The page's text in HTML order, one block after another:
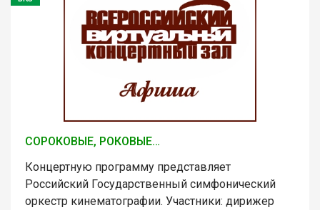
СОРОКОВЫЕ, РОКОВЫЕ…
Концертную программу представляет
Российский Государственный симфонический
оркестр кинематографии. Участники: дирижер